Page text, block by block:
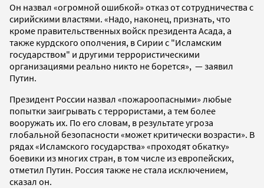
Он назвал «огромной ошибкой» отказ от сотрудничества с
сирийскими властями. «Надо, наконец, признать, что
кроме правительственных войск президента Асада, а
также курдского ополчения, в Сирии с "Исламским
государством" и другими террористическими
организациями реально никто не борется», — заявил
Путин.
Президент России назвал «пожароопасными» любые
попытки заигрывать с террористами, а тем более
вооружать их. По его словам, в результате угроза
глобальной безопасности «может критически возрасти». В
рядах «Исламского государства» «проходят обкатку»
боевики из многих стран, в том числе из европейских,
отметил Путин. Россия также не стала исключением,
сказал он.